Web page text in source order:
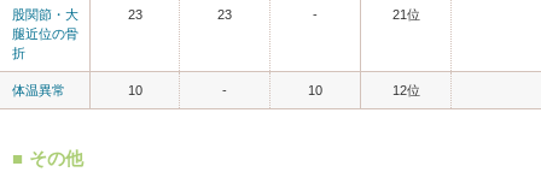
股関節・大
腿近位の骨
折
23 23 - 21位
体温異常 10 - 10 12位
その他